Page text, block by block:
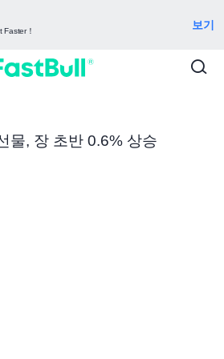
！ 보기
물, 장 초반 0.6% 상승